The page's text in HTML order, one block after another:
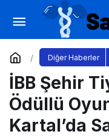
Diğer Haberler
İBB Şehir
Ödüllü
Kartal’da
Beyoğlu
fotoğrafçının
başladı
Yorum Yap